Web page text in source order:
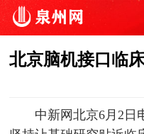
北京脑机接口临
中新网北京6月2日